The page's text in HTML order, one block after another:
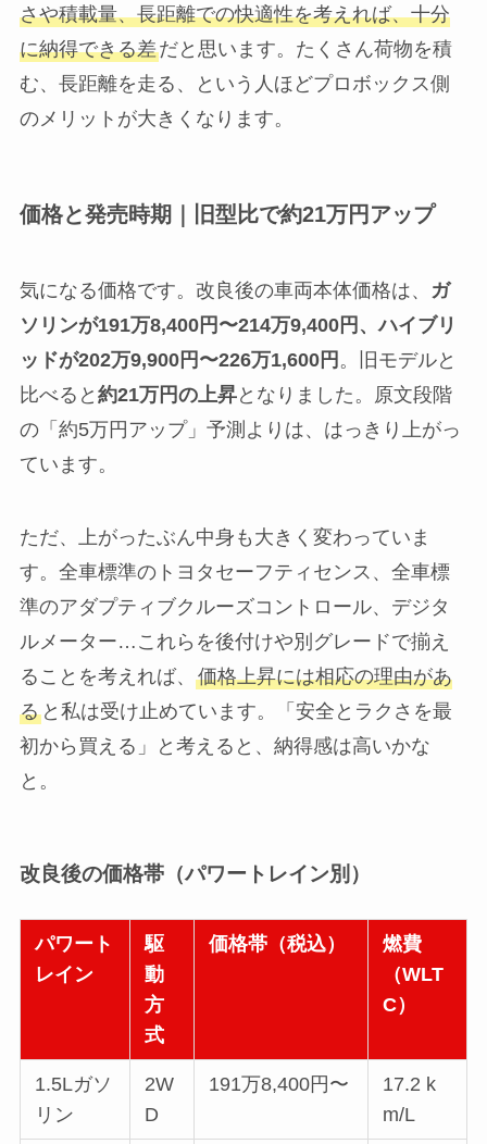
さや積載量、長距離での快適性を考えれば、十分
に納得できる差だと思います。たくさん荷物を積
む、長距離を走る、という人ほどプロボックス側
のメリットが大きくなります。
価格と発売時期｜旧型比で約21万円アップ
気になる価格です。改良後の車両本体価格は、
ガ
ソリンが191万8,400円〜214万9,400円、ハイブリ
ッドが202万9,900円〜226万1,600円 。旧モデルと
比べると 約21万円の上昇となりました。原文段階
の「約5万円アップ」予測よりは、はっきり上がっ
ています。
ただ、上がったぶん中身も大きく変わっていま
す。全車標準のトヨタセーフティセンス、全車標
準のアダプティブクルーズコントロール、デジタ
ルメーター…これらを後付けや別グレードで揃え
ることを考えれば、 価格上昇には相応の理由があ
ると私は受け止めています。「安全とラクさを最
初から買える」と考えると、納得感は高いかな
と。
改良後の価格帯（パワートレイン別）
パワート
レイン
駆
動
方
式
価格帯（税込）
燃費
（WLT
C）
1.5Lガソ
リン
2W
D
191万8,400円〜
17.2 k
m/L